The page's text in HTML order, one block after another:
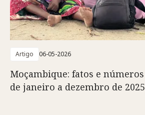
Artigo 06-05-2026
Moçambique: fatos e números
de janeiro a dezembro de 2025